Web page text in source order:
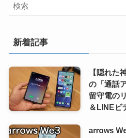
新着記事
【隠れた
の「通話
留守電の
＆LINEビ
arrows